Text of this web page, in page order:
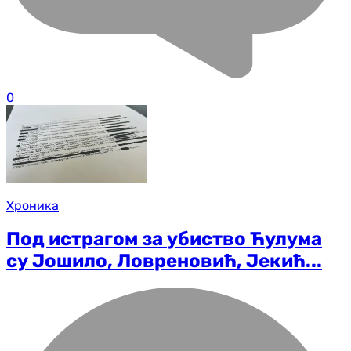
0
Хроника
Под истрагом за убиство Ћулума
су Јошило, Ловреновић, Јекић...